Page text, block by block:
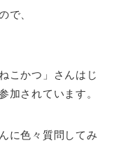
で、
こかつ」さんはじ
加されています。
に色々質問してみ